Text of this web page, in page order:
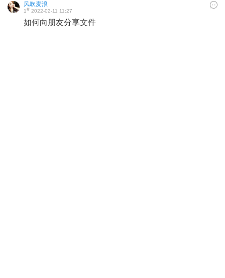
风吹麦浪
1# 2022-02-11 11:27
如何向朋友分享文件